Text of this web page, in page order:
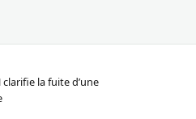
la fuite d’une